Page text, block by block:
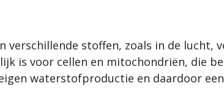
stoffen, zoals in de lucht,
is voor cellen en mitochondriën, die
waterstofproductie en daardoor